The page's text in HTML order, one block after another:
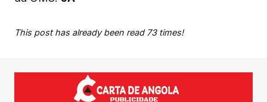
This post has already been read 73 times!